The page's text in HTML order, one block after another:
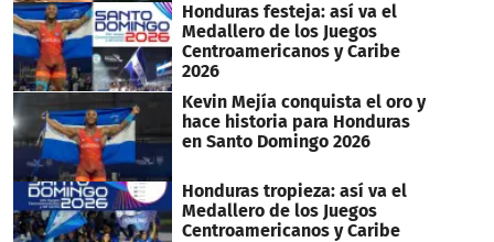
Honduras festeja: así va el
Medallero de los Juegos
Centroamericanos y Caribe
2026
Kevin Mejía conquista el oro y
hace historia para Honduras
en Santo Domingo 2026
Honduras tropieza: así va el
Medallero de los Juegos
Centroamericanos y Caribe